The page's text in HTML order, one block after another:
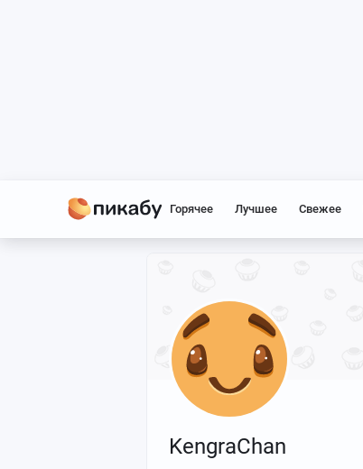
Горячее Лучшее Свежее
KengraChan